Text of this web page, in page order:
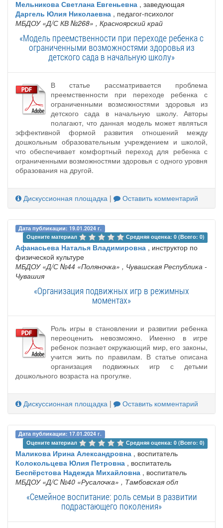
Мельникова Светлана Евгеньевна , заведующая
Даргель Юлия Николаевна , педагог-психолог
МБДОУ «Д/С КВ №268» , Красноярский край
«Модель преемственности при переходе ребенка с
ограниченными возможностями здоровья из
детского сада в начальную школу»
В статье рассматривается проблема
преемственности при переходе ребенка с
ограниченными возможностями здоровья из
детского сада в начальную школу. Авторы
полагают, что данная модель может являться
эффективной формой развития отношений между
дошкольным образовательным учреждением и школой,
что обеспечивает комфортный переход для ребенка с
ограниченными возможностями здоровья с одного уровня
образования на другой.
Дискуссионная площадка | Оставить комментарий
Дата публикации: 19.01.2024 г.
Оцените материал
Средняя оценка: 0 (Всего: 0)
Афанасьева Наталья Владимировна , инструктор по
физической культуре
МБДОУ «Д/С №44 «Поляночка» , Чувашская Республика -
Чувашия
«Организация подвижных игр в режимных
моментах»
Роль игры в становлении и развитии ребенка
переоценить невозможно. Именно в игре
ребенок познает окружающий мир, его законы,
учится жить по правилам. В статье описана
организация подвижных игр с детьми
дошкольного возраста на прогулке.
Дискуссионная площадка | Оставить комментарий
Дата публикации: 17.01.2024 г.
Оцените материал
Средняя оценка: 0 (Всего: 0)
Маликова Ирина Александровна , воспитатель
Колокольцева Юлия Петровна , воспитатель
Беспёрстова Надежда Михайловна , воспитатель
МБДОУ «Д/С №40 «Русалочка» , Тамбовская обл
«Семейное воспитание: роль семьи в развитии
подрастающего поколения»